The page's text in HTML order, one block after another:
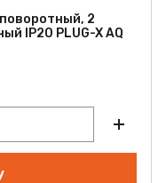
2
IP20 PLUG-X AQ